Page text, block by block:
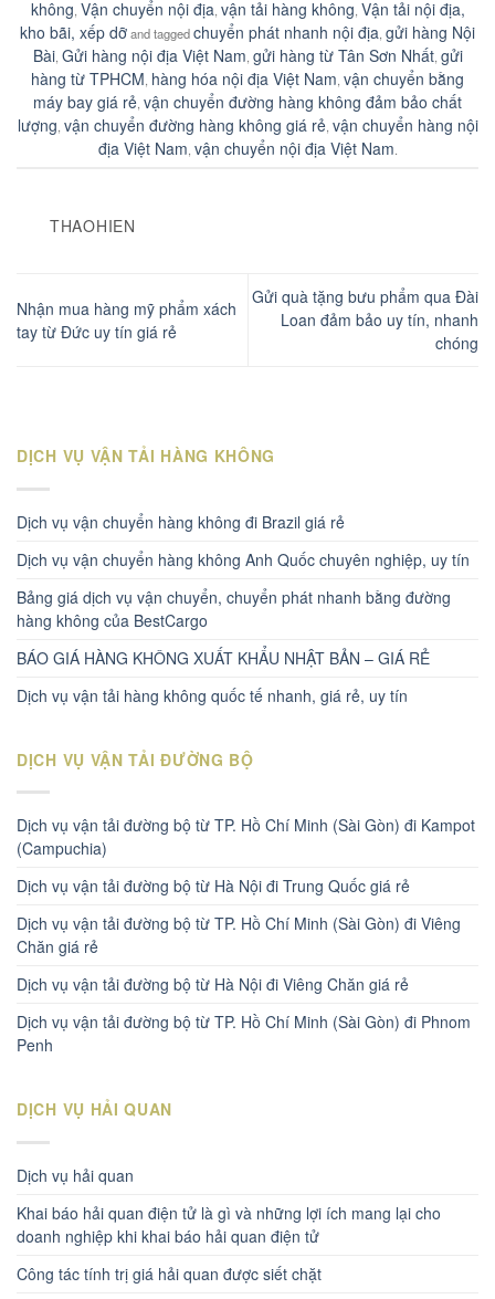
không Vận chuyển nội địa vận tải hàng không Vận tải nội địa,
kho bãi, xếp dỡand taggedchuyển phát nhanh nội địa gửi hàng Nội
Bài, Gửi hàng nội địa Việt Nam gửi hàng từ Tân Sơn Nhất, gửi
hàng từ TPHCM hàng hóa nội địa Việt Nam vận chuyển bằng
máy bay giá rẻ vận chuyển đường hàng không đảm bảo chất
lượng vận chuyển đường hàng không giá rẻ, vận chuyển hàng nội
địa Việt Nam vận chuyển nội địa Việt Nam
THAOHIEN
Nhận mua hàng mỹ phẩm xách
tay từ Đức uy tín giá rẻ
Gửi quà tặng bưu phẩm qua Đài
Loan đảm bảo uy tín, nhanh
chóng
DỊCH VỤ VẬN TẢI HÀNG KHÔNG
Dịch vụ vận chuyển hàng không đi Brazil giá rẻ
Dịch vụ vận chuyển hàng không Anh Quốc chuyên nghiệp, uy tín
Bảng giá dịch vụ vận chuyển, chuyển phát nhanh bằng đường
hàng không của BestCargo
BÁO GIÁ HÀNG KHÔNG XUẤT KHẨU NHẬT BẢN – GIÁ RẺ
Dịch vụ vận tải hàng không quốc tế nhanh, giá rẻ, uy tín
DỊCH VỤ VẬN TẢI ĐƯỜNG BỘ
Dịch vụ vận tải đường bộ từ TP. Hồ Chí Minh (Sài Gòn) đi Kampot
(Campuchia)
Dịch vụ vận tải đường bộ từ Hà Nội đi Trung Quốc giá rẻ
Dịch vụ vận tải đường bộ từ TP. Hồ Chí Minh (Sài Gòn) đi Viêng
Chăn giá rẻ
Dịch vụ vận tải đường bộ từ Hà Nội đi Viêng Chăn giá rẻ
Dịch vụ vận tải đường bộ từ TP. Hồ Chí Minh (Sài Gòn) đi Phnom
Penh
DỊCH VỤ HẢI QUAN
Dịch vụ hải quan
Khai báo hải quan điện tử là gì và những lợi ích mang lại cho
doanh nghiệp khi khai báo hải quan điện tử
Công tác tính trị giá hải quan được siết chặt